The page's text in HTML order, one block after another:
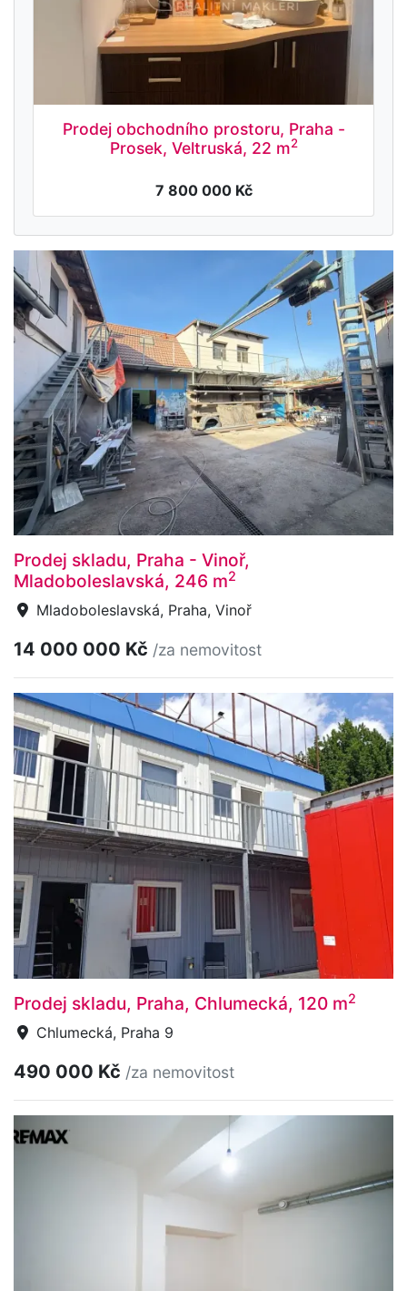
Prodej obchodního prostoru, Praha -
Prosek, Veltruská, 22 m2
7 800 000 Kč
Prodej skladu, Praha - Vinoř,
Mladoboleslavská, 246 m2
Mladoboleslavská, Praha, Vinoř
14 000 000 Kč /za nemovitost
Prodej skladu, Praha, Chlumecká, 120 m2
Chlumecká, Praha 9
490 000 Kč /za nemovitost